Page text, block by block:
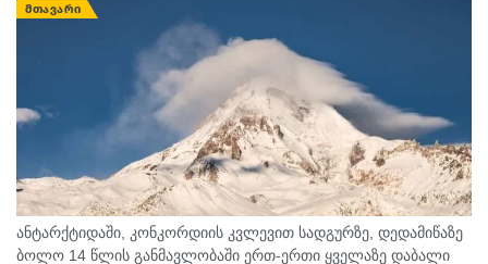
ᲛᲗᲐᲕᲐᲠᲘ
ან­ტარ­ქტი­და­ში, კონ­კორ­დი­ის კვლე­ვით სად­გურ­ზე, დე­და­მი­წა­ზე
ბოლო 14 წლის გან­მავ­ლო­ბა­ში ერთ-ერთი ყვე­ლა­ზე და­ბა­ლი